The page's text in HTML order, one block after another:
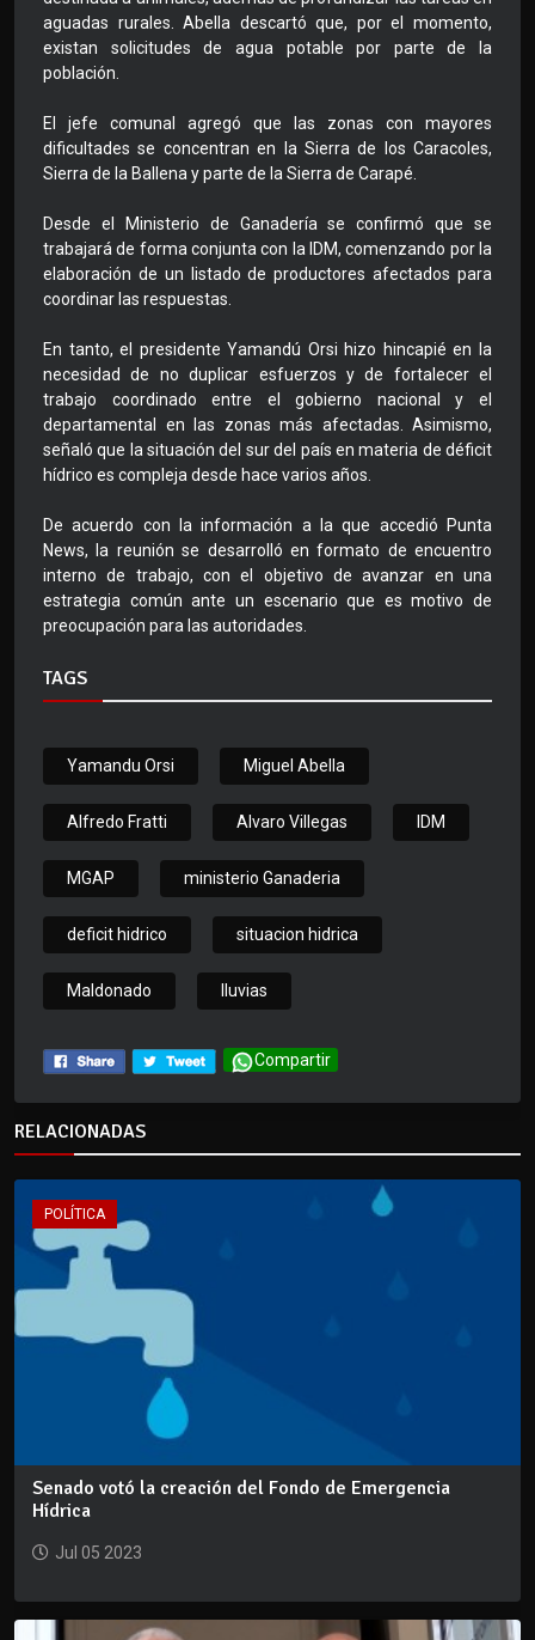
aguadas rurales. Abella descartó que, por el momento,
existan solicitudes de agua potable por parte de la
población.
El jefe comunal agregó que las zonas con mayores
dificultades se concentran en la Sierra de los Caracoles,
Sierra de la Ballena y parte de la Sierra de Carapé.
Desde el Ministerio de Ganadería se confirmó que se
trabajará de forma conjunta con la IDM, comenzando por la
elaboración de un listado de productores afectados para
coordinar las respuestas.
En tanto, el presidente Yamandú Orsi hizo hincapié en la
necesidad de no duplicar esfuerzos y de fortalecer el
trabajo coordinado entre el gobierno nacional y el
departamental en las zonas más afectadas. Asimismo,
señaló que la situación del sur del país en materia de déficit
hídrico es compleja desde hace varios años.
De acuerdo con la información a la que accedió Punta
News, la reunión se desarrolló en formato de encuentro
interno de trabajo, con el objetivo de avanzar en una
estrategia común ante un escenario que es motivo de
preocupación para las autoridades.
TAGS
Yamandu Orsi Miguel Abella
Alfredo Fratti Alvaro Villegas IDM
MGAP ministerio Ganaderia
deficit hidrico situacion hidrica
Maldonado lluvias
Compartir
RELACIONADAS
POLÍTICA
Senado votó la creación del Fondo de Emergencia
Hídrica
Jul 05 2023